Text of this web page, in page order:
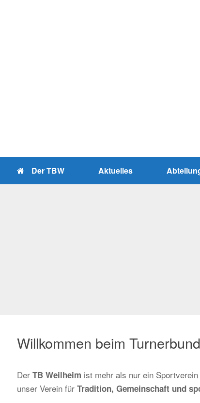
Der TBW Aktuelles
Willkommen beim
Der TB Weilheim ist mehr als nur ein
unser Verein für Tradition, Gemeinschaft und